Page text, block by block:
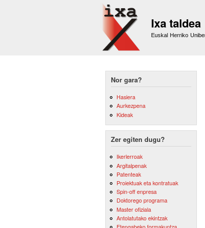
Ixa taldea
Euskal Herriko
Nor gara?
Hasiera
Aurkezpena
Kideak
Zer egiten dugu?
Ikerlerroak
Argitalpenak
Patenteak
Proiektuak eta kontratuak
Spin-off enpresa
Doktorego programa
Master ofiziala
Antolatutako ekintzak